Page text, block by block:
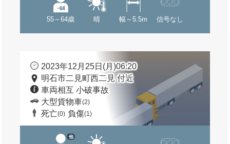
55～64歳 晴 幅～5.5m 信号なし
2023年12月25日(月)06:20
明石市二見町西二見 付近
車両相互 小破事故
大型貨物車(2)
死亡(0) 負傷(1)
他